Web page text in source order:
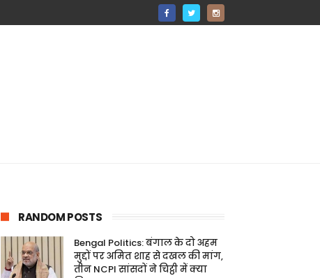
RANDOM POSTS
Bengal Politics: बंगाल के दो अहम
मुद्दों पर अमित शाह से दखल की मांग,
तीन NCPI सांसदों ने चिट्ठी में क्या